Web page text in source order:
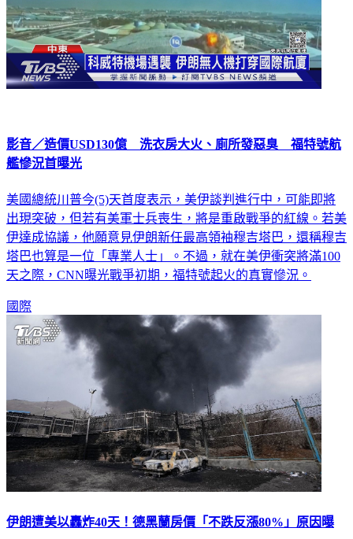
影音／造價USD130億 洗衣房大火、廁所發惡臭 福特號航
艦慘況首曝光
美國總統川普今(5)天首度表示，美伊談判進行中，可能即將
出現突破，但若有美軍士兵喪生，將是重啟戰爭的紅線。若美
伊達成協議，他願意見伊朗新任最高領袖穆吉塔巴，還稱穆吉
塔巴也算是一位「專業人士」。不過，就在美伊衝突將滿100
天之際，CNN曝光戰爭初期，福特號起火的真實慘況。
國際
伊朗遭美以轟炸40天！德黑蘭房價「不跌反漲80%」原因曝